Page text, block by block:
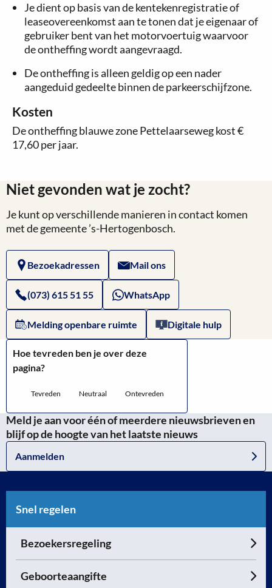
Je dient op basis van de kentekenregistratie of
leaseovereenkomst aan te tonen dat je eigenaar of
gebruiker bent van het motorvoertuig waarvoor
de ontheffing wordt aangevraagd.
De ontheffing is alleen geldig op een nader
aangeduid gedeelte binnen de parkeerschijfzone.
Kosten
De ontheffing blauwe zone Pettelaarseweg kost€
17,60per jaar.
Niet gevonden wat je zocht?
Je kunt op verschillende manieren in contact komen
met de gemeente ’s-Hertogenbosch.
Bezoekadressen Mail ons
(073) 615 51 55 WhatsApp
Melding openbare ruimte Digitale hulp
Hoe tevreden ben je over deze
pagina?
Tevreden Neutraal Ontevreden
Meld je aan voor één of meerdere nieuwsbrieven en
blijf op de hoogte van het laatste nieuws
Aanmelden
Snel regelen
Bezoekersregeling
Geboorteaangifte